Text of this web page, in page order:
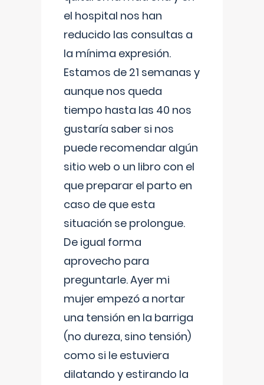
el hospital nos han
reducido las consultas a
la mínima expresión.
Estamos de 21 semanas y
aunque nos queda
tiempo hasta las 40 nos
gustaría saber si nos
puede recomendar algún
sitio web o un libro con el
que preparar el parto en
caso de que esta
situación se prolongue.
De igual forma
aprovecho para
preguntarle. Ayer mi
mujer empezó a nortar
una tensión en la barriga
(no dureza, sino tensión)
como si le estuviera
dilatando y estirando la